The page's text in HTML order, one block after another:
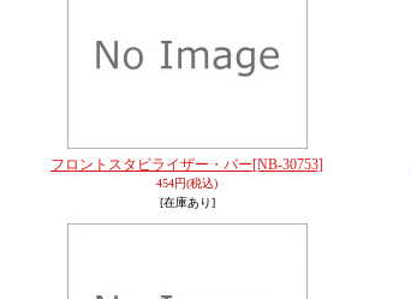
フロントスタビライザー・バー[NB-30753]
454円(税込)
[在庫あり]